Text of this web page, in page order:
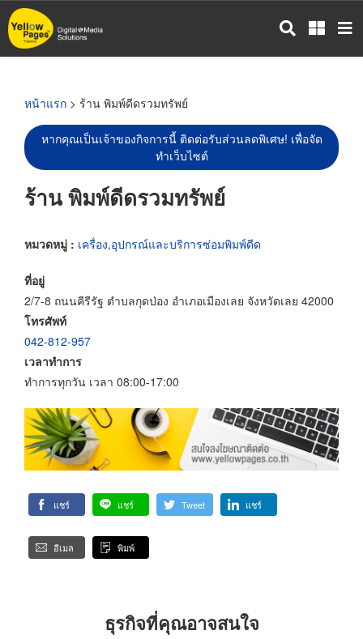
ข้าม
ไป
หน้าแรก > ร้าน พิมพ์ดีดรวมทรัพย์
หากคุณเป็นเจ้าของกิจการนี้ ติดต่อรับส่วนลดพิเศษ! เพื่อจัด
ทำเว็บไซต์
ร้าน พิมพ์ดีดรวมทรัพย์
หมวดหมู่ : เครื่อง,อุปกรณ์และบริการซ่อมพิมพ์ดีด
ที่อยู่
2/7-8 ถนนคีรีรัฐ ตำบลกุดป่อง อำเภอเมืองเลย จังหวัดเลย 42000
โทรศัพท์
042-812-957
เวลาทำการ
ทำการทุกวัน เวลา 08:00-17:00
แชร์ แชร์ Tweet แชร์
อีเมล พิมพ์
ธุรกิจที่คุณอาจสนใจ